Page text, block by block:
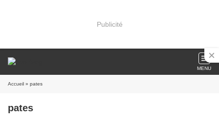
Publicité
MENU
Accueil » pates
pates